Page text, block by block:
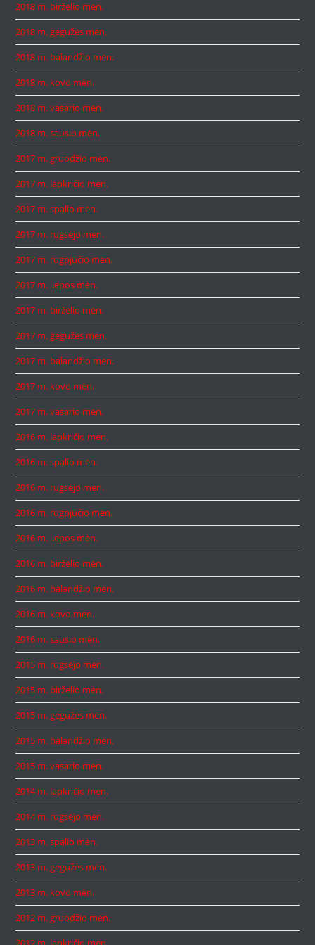
2018 m. birželio mėn.
2018 m. gegužės mėn.
2018 m. balandžio mėn.
2018 m. kovo mėn.
2018 m. vasario mėn.
2018 m. sausio mėn.
2017 m. gruodžio mėn.
2017 m. lapkričio mėn.
2017 m. spalio mėn.
2017 m. rugsėjo mėn.
2017 m. rugpjūčio mėn.
2017 m. liepos mėn.
2017 m. birželio mėn.
2017 m. gegužės mėn.
2017 m. balandžio mėn.
2017 m. kovo mėn.
2017 m. vasario mėn.
2016 m. lapkričio mėn.
2016 m. spalio mėn.
2016 m. rugsėjo mėn.
2016 m. rugpjūčio mėn.
2016 m. liepos mėn.
2016 m. birželio mėn.
2016 m. balandžio mėn.
2016 m. kovo mėn.
2016 m. sausio mėn.
2015 m. rugsėjo mėn.
2015 m. birželio mėn.
2015 m. gegužės mėn.
2015 m. balandžio mėn.
2015 m. vasario mėn.
2014 m. lapkričio mėn.
2014 m. rugsėjo mėn.
2013 m. spalio mėn.
2013 m. gegužės mėn.
2013 m. kovo mėn.
2012 m. gruodžio mėn.